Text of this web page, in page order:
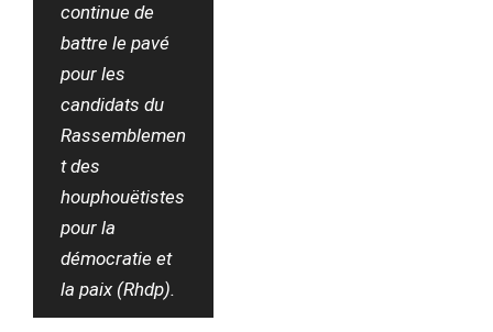
continue de
battre le pavé
pour les
candidats du
Rassemblemen
t des
houphouëtistes
pour la
démocratie et
la paix (Rhdp).